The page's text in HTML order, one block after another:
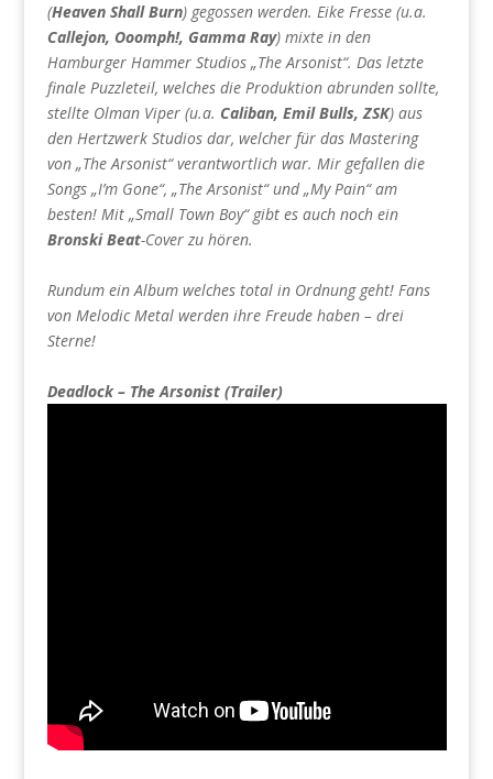
(Heaven Shall Burn) gegossen werden. Eike Fresse (u.a.
Callejon, Ooomph!, Gamma Ray) mixte in den
Hamburger Hammer Studios „The Arsonist“. Das letzte
finale Puzzleteil, welches die Produktion abrunden sollte,
stellte Olman Viper (u.a. Caliban, Emil Bulls, ZSK) aus
den Hertzwerk Studios dar, welcher für das Mastering
von „The Arsonist“ verantwortlich war. Mir gefallen die
Songs „I’m Gone“, „The Arsonist“ und „My Pain“ am
besten! Mit „Small Town Boy“ gibt es auch noch ein
Bronski Beat-Cover zu hören.
Rundum ein Album welches total in Ordnung geht! Fans
von Melodic Metal werden ihre Freude haben – drei
Sterne!
Deadlock – The Arsonist (Trailer)